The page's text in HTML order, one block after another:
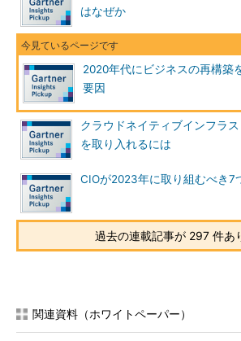
はなぜか
2020年代にビジネスの再構築
要因
クラウドネイティブインフラ
を取り入れるには
CIOが2023年に取り組むべき7
過去の連載記事が 297 件あ
関連資料（ホワイトペーパー）